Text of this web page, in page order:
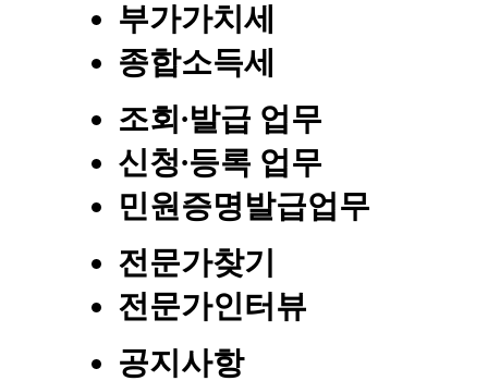
부가가치세
종합소득세
조회∙발급 업무
신청∙등록 업무
민원증명발급업무
전문가찾기
전문가인터뷰
공지사항